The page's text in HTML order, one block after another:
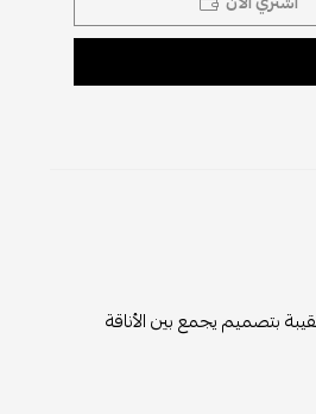
بتصميم يجمع بين الأناقة